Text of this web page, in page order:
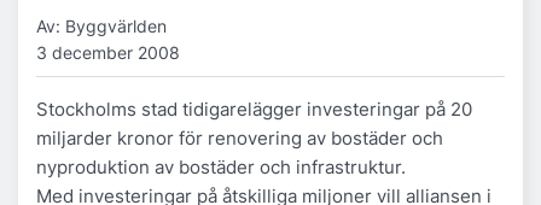
Av: Byggvärlden
3 december 2008
Stockholms stad tidigarelägger investeringar på 20
miljarder kronor för renovering av bostäder och
nyproduktion av bostäder och infrastruktur.
Med investeringar på åtskilliga miljoner vill alliansen i